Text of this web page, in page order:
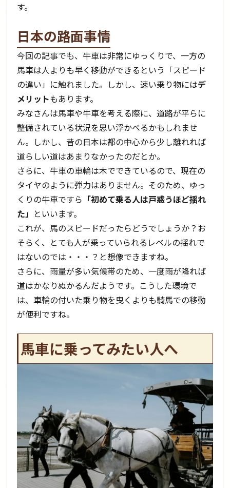
す。
日本の路面事情
今回の記事でも、牛車は非常にゆっくりで、一方の
馬車は人よりも早く移動ができるという「スピード
の違い」に触れました。しかし、速い乗り物にはデ
メリットもあります。
みなさんは馬車や牛車を考える際に、道路が平らに
整備されている状況を思い浮かべるかもしれませ
ん。しかし、昔の日本は都の中心から少し離れれば
道らしい道はあまりなかったのだとか。
さらに、牛車の車輪は木でできているので、現在の
タイヤのように弾力はありません。そのため、ゆっ
くりの牛車ですら 「初めて乗る人は戸惑うほど揺れ
た」 といいます。
これが、馬のスピードだったらどうでしょうか？お
そらく、とても人が乗っていられるレベルの揺れで
はないのでは・・・？と想像できますね。
さらに、雨量が多い気候帯のため、一度雨が降れば
道はかなりぬかるんだようです。こうした環境で
は、車輪の付いた乗り物を曳くよりも騎馬での移動
が便利ですね。
馬車に乗ってみたい人へ